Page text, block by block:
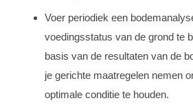
Voer periodiek een
voedingsstatus van de grond te
basis van de resultaten van de
je gerichte maatregelen nemen
optimale conditie te houden.